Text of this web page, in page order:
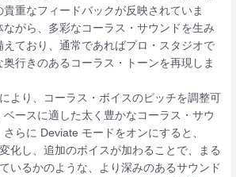
重なフィードバックが反映されていま
がら、多彩なコーラス・サウンドを生み
ており、通常であればプロ・スタジオで
奥行きのあるコーラス・トーンを再現しま
より、コーラス・ボイスのピッチを調整可
ースに適した太く豊かなコーラス・サウ
らに Deviate モードをオンにすると、
化し、追加のボイスが加わることで、まる
いるかのような、より深みのあるサウンド